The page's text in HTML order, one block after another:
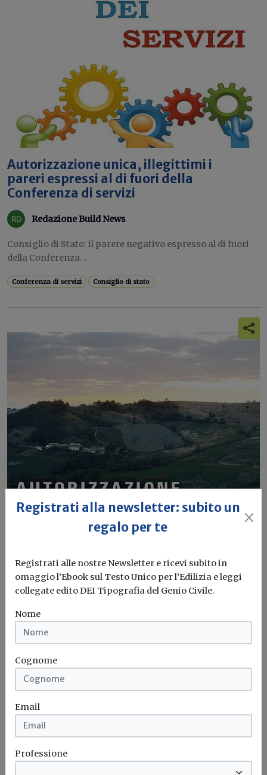
Autorizzazione unica, illegittimi i
pareri espressi al di fuori della
Conferenza di servizi
Redazione Build News
Consiglio di Stato: il parere negativo espresso al di fuori
della Conferenza...
Conferenza di servizi Consiglio di stato
Autorizzazione paesaggistica,
conferenza di servizi non può mutare il
diniego
Ufficio legislativo del Mibact: l'eventuale assenza della
Soprintendenza in conferenza di servizi...
Autorizzazione paesaggistica
Soprintendenza
Conferenza di servizi
Registrati alla newsletter: subito un
regalo per te
Registrati alle nostre Newsletter e ricevi subito in
omaggio l’Ebook sul Testo Unico per l’Edilizia e leggi
collegate edito DEI Tipografia del Genio Civile.
Nome
Cognome
Email
Professione